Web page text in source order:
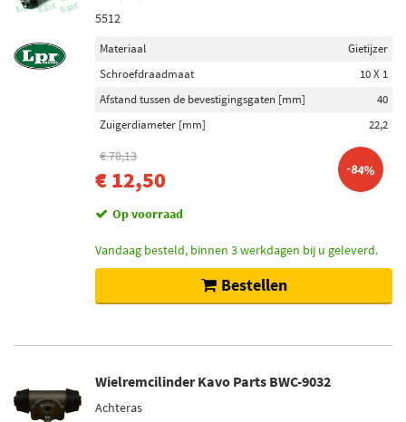
5512
Materiaal
Gietijzer
Schroefdraadmaat
10 X 1
Afstand tussen de bevestigingsgaten [mm]
40
Zuigerdiameter [mm]
22,2
€ 78,13
€ 12,50 -84%
Op voorraad
Vandaag besteld, binnen 3 werkdagen bij u geleverd.
Bestellen
Wielremcilinder Kavo Parts BWC-9032
Achteras